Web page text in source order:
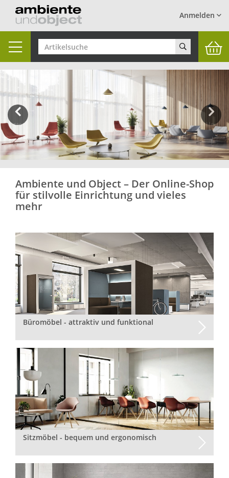
Anmelden
Toggle
navigation
Previous Next
Ambiente und Object – Der Online-Shop
für stilvolle Einrichtung und vieles
mehr
Büromöbel - attraktiv und funktional
Sitzmöbel - bequem und ergonomisch